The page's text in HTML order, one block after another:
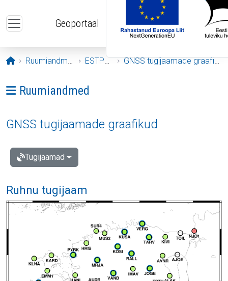
Geoportaal
Avaleht
Ruumiandmed ESTPOS GNSS tugijaamade graafikud
Ava menüü: Ruumiandmed
Ruumiandmed
GNSS tugijaamade graafikud
Tugijaamad
Ruhnu tugijaam